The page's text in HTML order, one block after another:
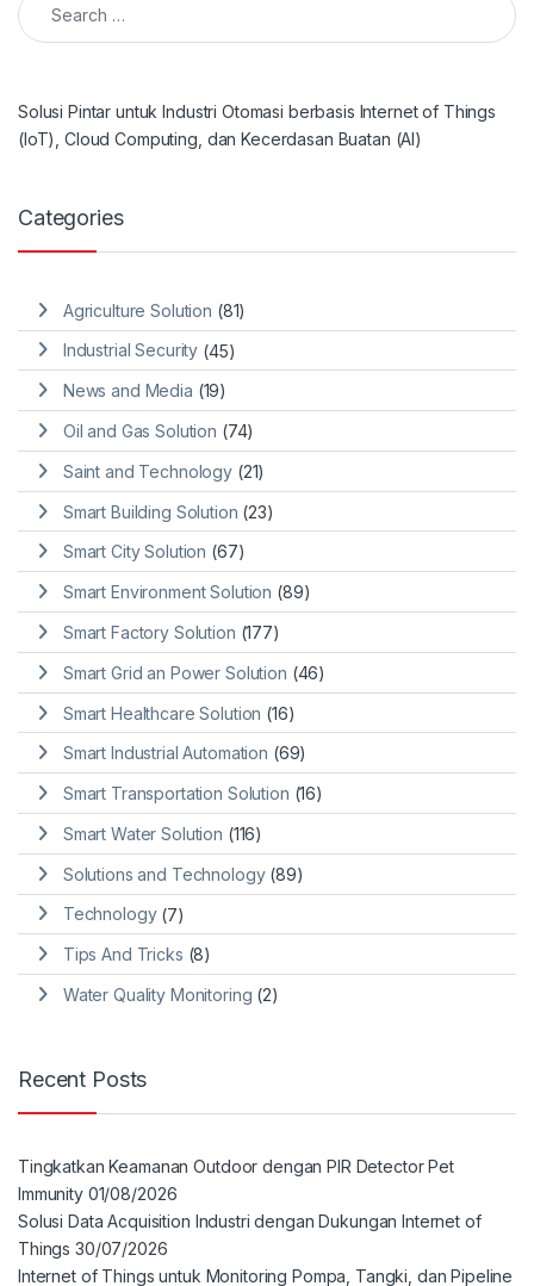
Solusi Pintar untuk Industri Otomasi berbasis Internet of Things
(IoT), Cloud Computing, dan Kecerdasan Buatan (AI)
Categories
Agriculture Solution (81)
Industrial Security (45)
News and Media (19)
Oil and Gas Solution (74)
Saint and Technology (21)
Smart Building Solution (23)
Smart City Solution (67)
Smart Environment Solution (89)
Smart Factory Solution (177)
Smart Grid an Power Solution (46)
Smart Healthcare Solution (16)
Smart Industrial Automation (69)
Smart Transportation Solution (16)
Smart Water Solution (116)
Solutions and Technology(89)
Technology(7)
Tips And Tricks (8)
Water Quality Monitoring (2)
Recent Posts
Tingkatkan Keamanan Outdoor dengan PIR Detector Pet
Immunity 01/08/2026
Solusi Data Acquisition Industri dengan Dukungan Internet of
Things 30/07/2026
Internet of Things untuk Monitoring Pompa, Tangki, dan Pipeline